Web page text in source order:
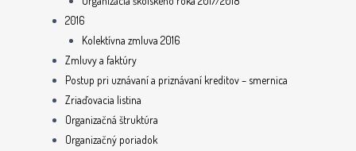
2016
Kolektívna zmluva 2016
Zmluvy a faktúry
Postup pri uznávaní a priznávaní kreditov – smernica
Zriaďovacia listina
Organizačná štruktúra
Organizačný poriadok